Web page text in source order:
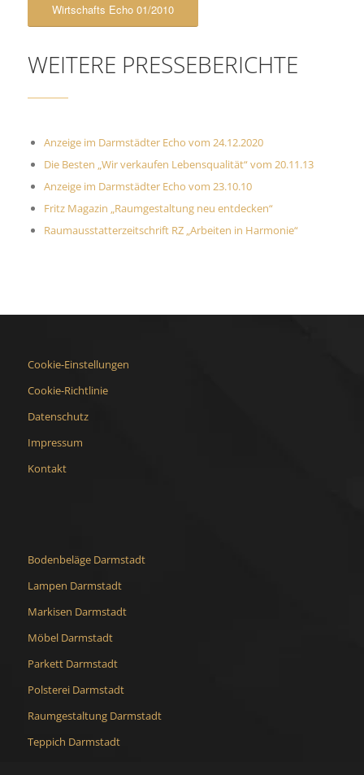
Wirtschafts Echo 01/2010
WEITERE PRESSEBERICHTE
Anzeige im Darmstädter Echo vom 24.12.2020
Die Besten „Wir verkaufen Lebensqualität“ vom 20.11.13
Anzeige im Darmstädter Echo vom 23.10.10
Fritz Magazin „Raumgestaltung neu entdecken“
Raumausstatterzeitschrift RZ „Arbeiten in Harmonie“
Cookie-Einstellungen
Cookie-Richtlinie
Datenschutz
Impressum
Kontakt
Bodenbeläge Darmstadt
Lampen Darmstadt
Markisen Darmstadt
Möbel Darmstadt
Parkett Darmstadt
Polsterei Darmstadt
Raumgestaltung Darmstadt
Teppich Darmstadt